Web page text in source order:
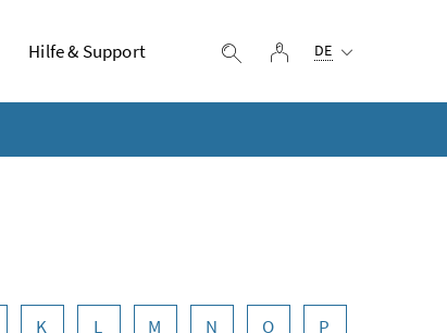
Hilfe & Support Suche einblenden
Login
DE
K L M N O P